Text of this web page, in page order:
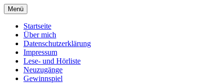
Zum
Inhalt
springen
Menü
Startseite
Über mich
Datenschutzerklärung
Impressum
Lese- und Hörliste
Neuzugänge
Gewinnspiel